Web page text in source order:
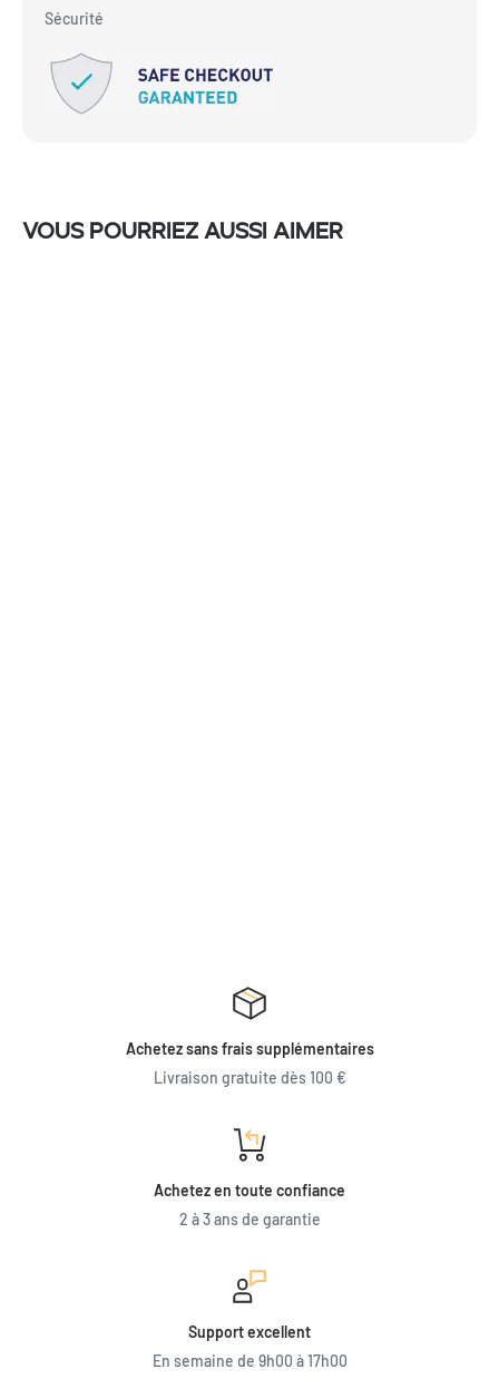
Sécurité
Vous pourriez aussi aimer
Achetez sans frais supplémentaires
Livraison gratuite dès 100 €
Achetez en toute confiance
2 à 3 ans de garantie
Support excellent
En semaine de 9h00 à 17h00